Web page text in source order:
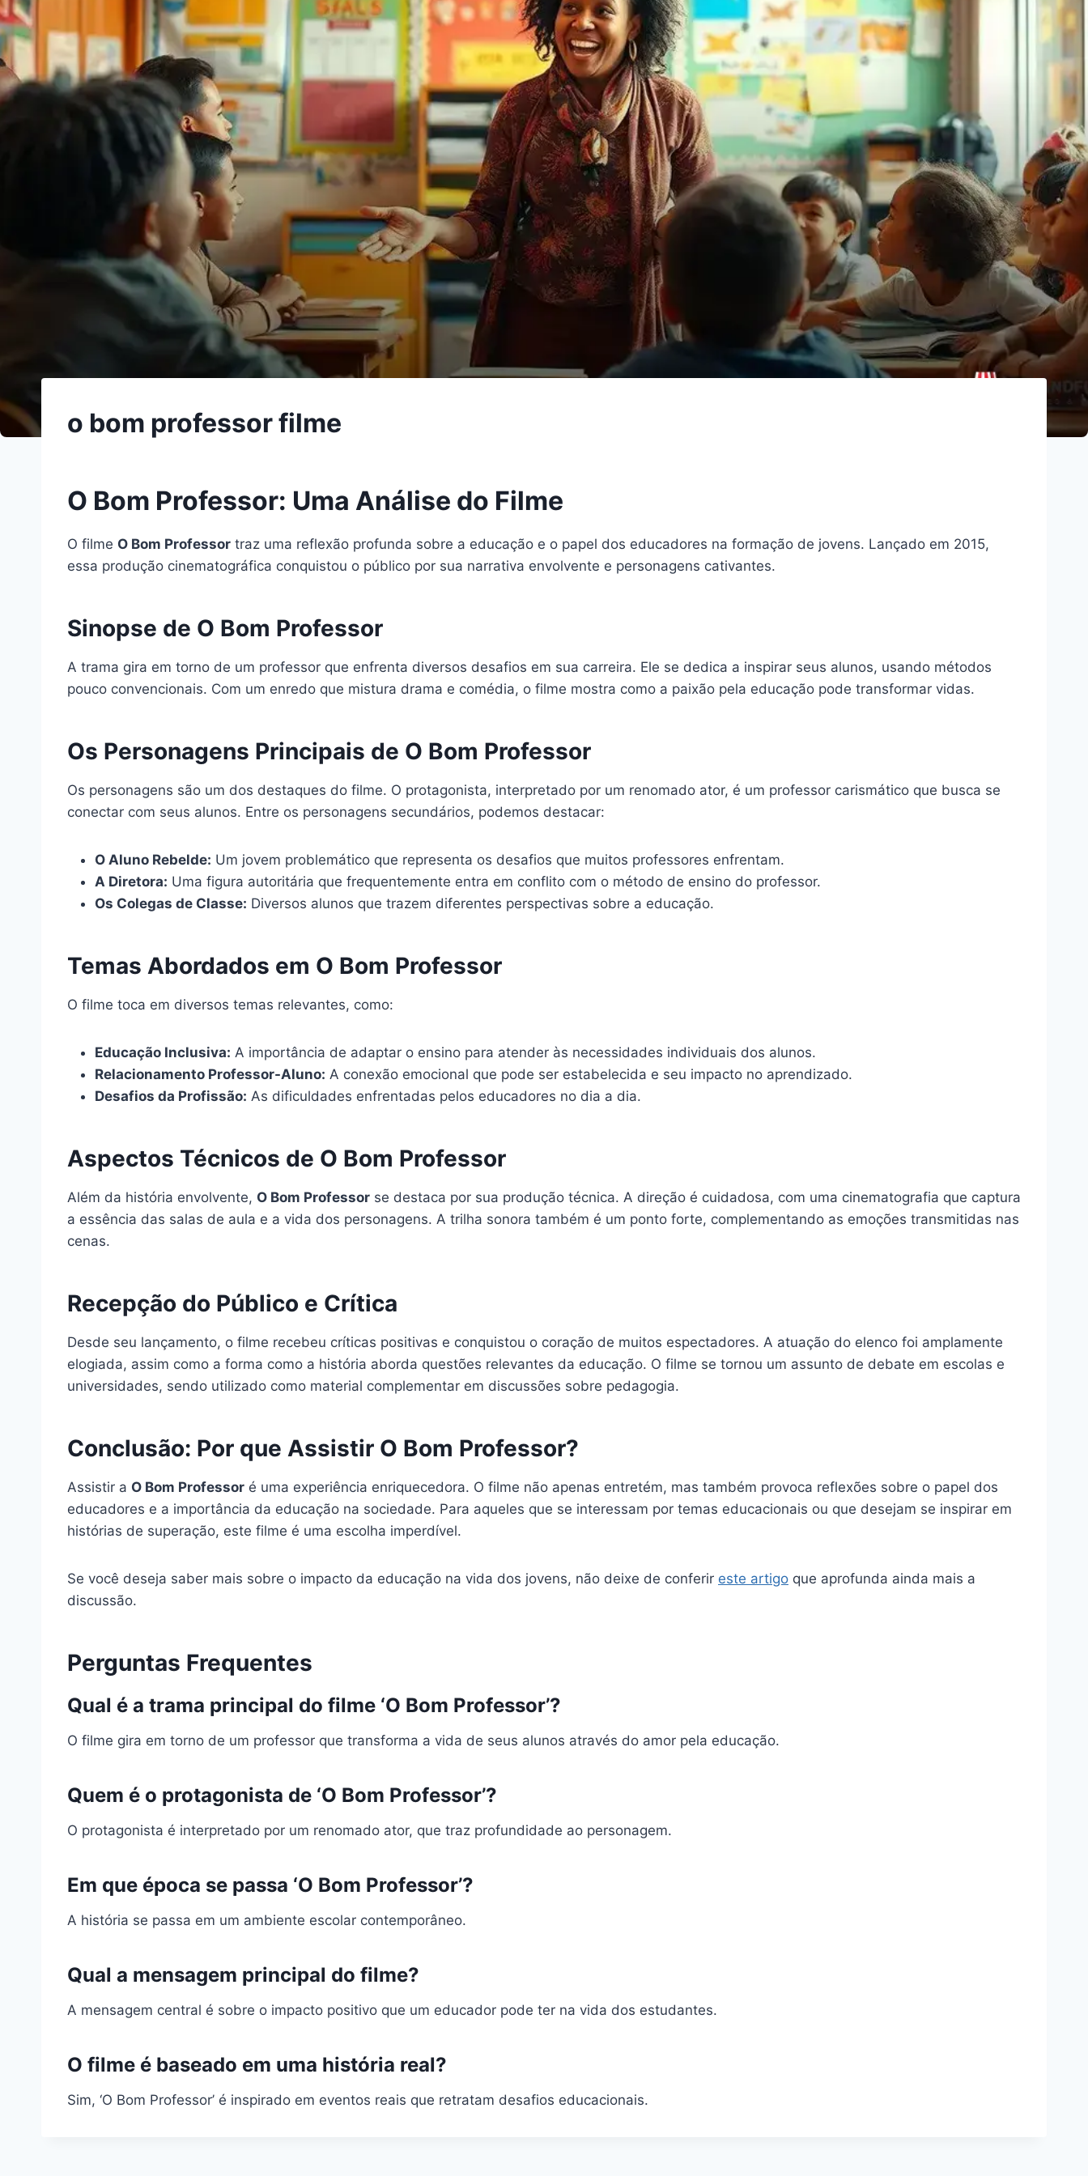
o bom professor filme
O Bom Professor: Uma Análise do Filme
O filme O Bom Professor traz uma reflexão profunda sobre a educação e o papel dos educadores na formação de jovens. Lançado em 2015,
essa produção cinematográfica conquistou o público por sua narrativa envolvente e personagens cativantes.
Sinopse de O Bom Professor
A trama gira em torno de um professor que enfrenta diversos desafios em sua carreira. Ele se dedica a inspirar seus alunos, usando métodos
pouco convencionais. Com um enredo que mistura drama e comédia, o filme mostra como a paixão pela educação pode transformar vidas.
Os Personagens Principais de O Bom Professor
Os personagens são um dos destaques do filme. O protagonista, interpretado por um renomado ator, é um professor carismático que busca se
conectar com seus alunos. Entre os personagens secundários, podemos destacar:
O Aluno Rebelde: Um jovem problemático que representa os desafios que muitos professores enfrentam.
A Diretora: Uma figura autoritária que frequentemente entra em conflito com o método de ensino do professor.
Os Colegas de Classe: Diversos alunos que trazem diferentes perspectivas sobre a educação.
Temas Abordados em O Bom Professor
O filme toca em diversos temas relevantes, como:
Educação Inclusiva: A importância de adaptar o ensino para atender às necessidades individuais dos alunos.
Relacionamento Professor-Aluno: A conexão emocional que pode ser estabelecida e seu impacto no aprendizado.
Desafios da Profissão: As dificuldades enfrentadas pelos educadores no dia a dia.
Aspectos Técnicos de O Bom Professor
Além da história envolvente, O Bom Professor se destaca por sua produção técnica. A direção é cuidadosa, com uma cinematografia que captura
a essência das salas de aula e a vida dos personagens. A trilha sonora também é um ponto forte, complementando as emoções transmitidas nas
cenas.
Recepção do Público e Crítica
Desde seu lançamento, o filme recebeu críticas positivas e conquistou o coração de muitos espectadores. A atuação do elenco foi amplamente
elogiada, assim como a forma como a história aborda questões relevantes da educação. O filme se tornou um assunto de debate em escolas e
universidades, sendo utilizado como material complementar em discussões sobre pedagogia.
Conclusão: Por que Assistir O Bom Professor?
Assistir a O Bom Professor é uma experiência enriquecedora. O filme não apenas entretém, mas também provoca reflexões sobre o papel dos
educadores e a importância da educação na sociedade. Para aqueles que se interessam por temas educacionais ou que desejam se inspirar em
histórias de superação, este filme é uma escolha imperdível.
Se você deseja saber mais sobre o impacto da educação na vida dos jovens, não deixe de conferir este artigo que aprofunda ainda mais a
discussão.
Perguntas Frequentes
Qual é a trama principal do filme ‘O Bom Professor’?
O filme gira em torno de um professor que transforma a vida de seus alunos através do amor pela educação.
Quem é o protagonista de ‘O Bom Professor’?
O protagonista é interpretado por um renomado ator, que traz profundidade ao personagem.
Em que época se passa ‘O Bom Professor’?
A história se passa em um ambiente escolar contemporâneo.
Qual a mensagem principal do filme?
A mensagem central é sobre o impacto positivo que um educador pode ter na vida dos estudantes.
O filme é baseado em uma história real?
Sim, ‘O Bom Professor’ é inspirado em eventos reais que retratam desafios educacionais.